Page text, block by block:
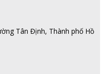
Tân Định, Thành phố Hồ